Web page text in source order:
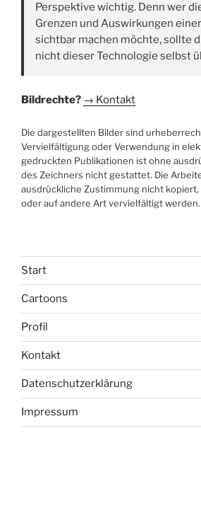
Perspektive wichtig. Denn wer
Grenzen und Auswirkungen
sichtbar machen möchte, sollte
nicht dieser Technologie selbst
Bildrechte? → Kontakt
Die dargestellten Bilder sind
Vervielfältigung oder Verwendung in
gedruckten Publikationen ist ohne
des Zeichners nicht gestattet. Die
ausdrückliche Zustimmung nicht
oder auf andere Art vervielfältigt werden.
Start
Cartoons
Profil
Kontakt
Datenschutzerklärung
Impressum